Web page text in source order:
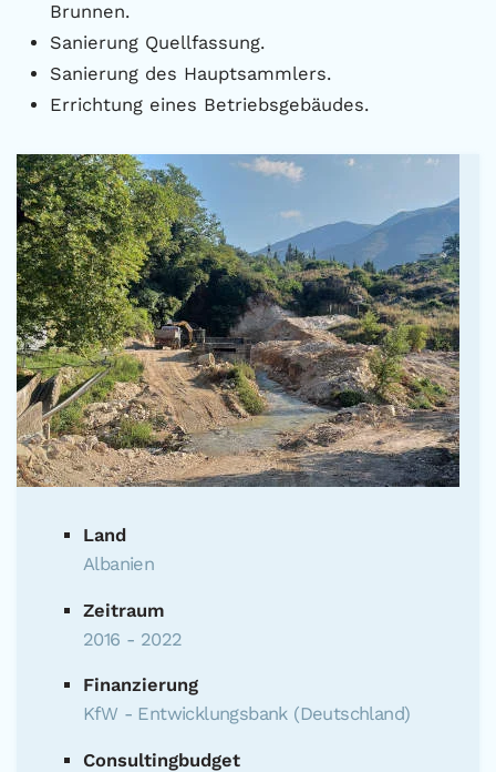
Brunnen.
Sanierung Quellfassung.
Sanierung des Hauptsammlers.
Errichtung eines Betriebsgebäudes.
Land
Albanien
Zeitraum
2016 - 2022
Finanzierung
KfW - Entwicklungsbank (Deutschland)
Consultingbudget